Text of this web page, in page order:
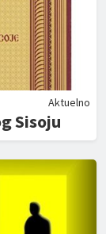
Aktuelno
Sisoju